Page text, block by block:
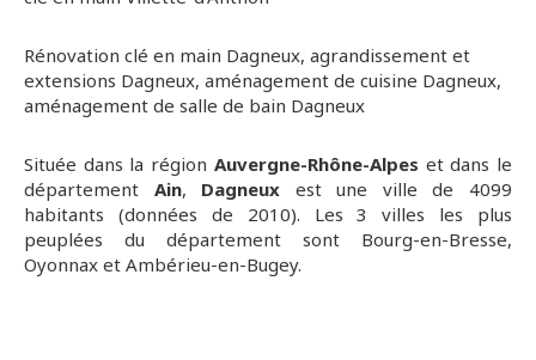
Rénovation clé en main Dagneux, agrandissement et
extensions Dagneux, aménagement de cuisine Dagneux,
aménagement de salle de bain Dagneux
Située dans la région Auvergne-Rhône-Alpes et dans le
département Ain, Dagneux est une ville de 4099
habitants (données de 2010). Les 3 villes les plus
peuplées du département sont Bourg-en-Bresse,
Oyonnax et Ambérieu-en-Bugey.